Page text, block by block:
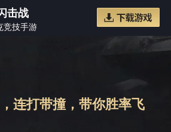
击战
竞技手游
克
连打带撞，带你胜率飞